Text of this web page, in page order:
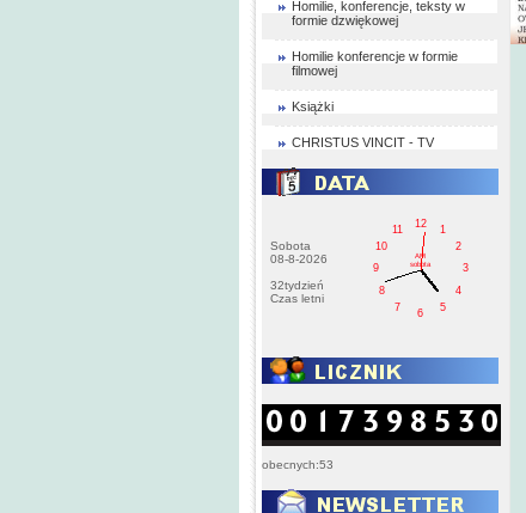
Homilie, konferencje, teksty w
formie dzwiękowej
Homilie konferencje w formie
filmowej
Książki
CHRISTUS VINCIT - TV
Sobota
08-8-2026
32tydzień
Czas letni
1
2
3
4
5
6
7
8
9
10
11
12
AM
sobota
obecnych:53